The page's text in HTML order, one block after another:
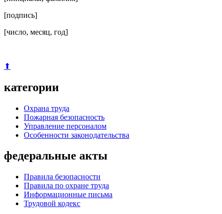
[подпись]
[число, месяц, год]
⬆
категории
Охрана труда
Пожарная безопасность
Управление персоналом
Особенности законодательства
федеральные акты
Правила безопасности
Правила по охране труда
Информационные письма
Трудовой кодекс